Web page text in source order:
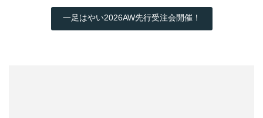
一足はやい2026AW先行受注会開催！